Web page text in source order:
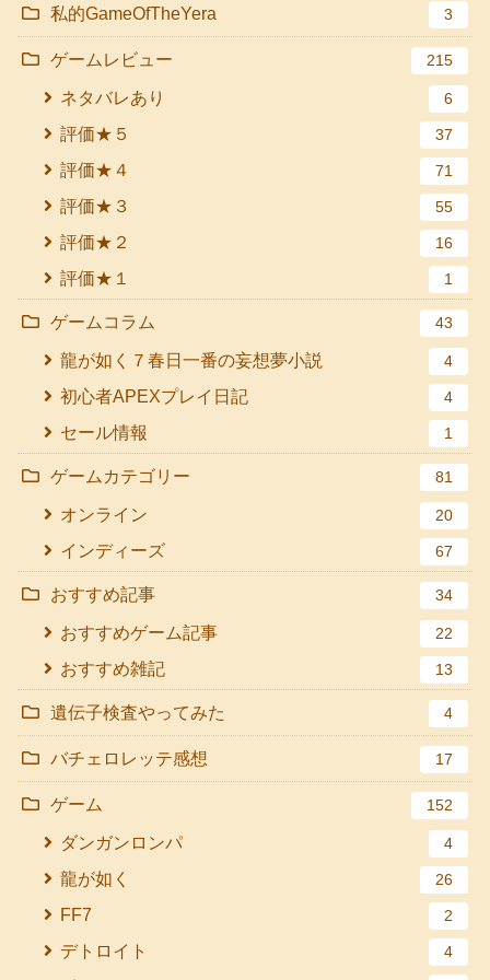
私的GameOfTheYera 3
ゲームレビュー 215
ネタバレあり 6
評価★５ 37
評価★４ 71
評価★３ 55
評価★２ 16
評価★１ 1
ゲームコラム 43
龍が如く７春日一番の妄想夢小説 4
初心者APEXプレイ日記 4
セール情報 1
ゲームカテゴリー 81
オンライン 20
インディーズ 67
おすすめ記事 34
おすすめゲーム記事 22
おすすめ雑記 13
遺伝子検査やってみた 4
バチェロレッテ感想 17
ゲーム 152
ダンガンロンパ 4
龍が如く 26
FF7 2
デトロイト 4